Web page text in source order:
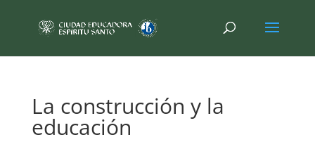
La construcción y la
educación